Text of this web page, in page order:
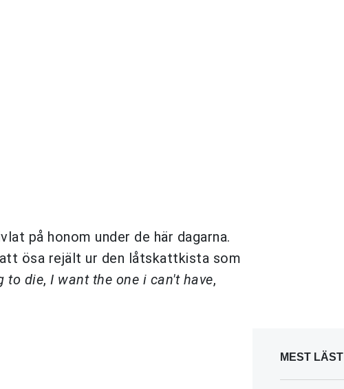
på honom under de här dagarna.
ösa rejält ur den låtskattkista som
to die, I want the one i can't have,
MEST LÄST